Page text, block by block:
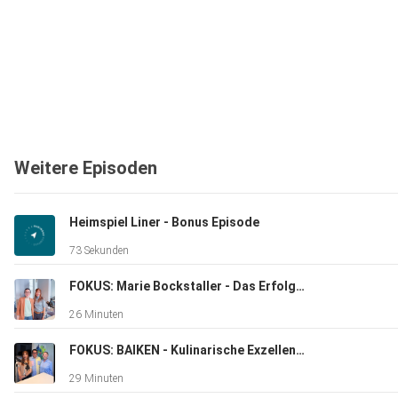
Weitere Episoden
Heimspiel Liner - Bonus Episode
73 Sekunden
FOKUS: Marie Bockstaller - Das Erfolgsrezept von Chez Madlen
26 Minuten
FOKUS: BAIKEN - Kulinarische Exzellenz in den Eltviller Weinbergen
29 Minuten